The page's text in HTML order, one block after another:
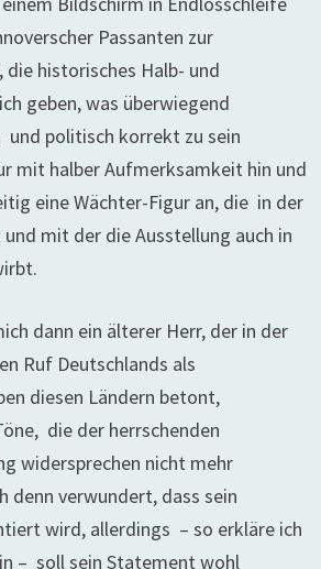
Passanten zur
historisches Halb- und
geben, was überwiegend
und politisch korrekt zu sein
mit halber Aufmerksamkeit hin und
eine Wächter-Figur an, die in der
mit der die Ausstellung auch in
dann ein älterer Herr, der in der
Ruf Deutschlands als
diesen Ländern betont,
die der herrschenden
widersprechen nicht mehr
denn verwundert, dass sein
wird, allerdings – so erkläre ich
– soll sein Statement wohl